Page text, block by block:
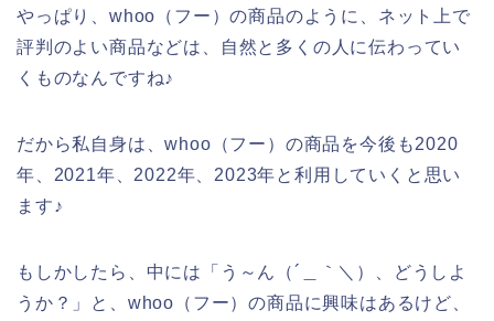
やっぱり、whoo（フー）の商品のように、ネット上で
評判のよい商品などは、自然と多くの人に伝わってい
くものなんですね♪
だから私自身は、whoo（フー）の商品を今後も2020
年、2021年、2022年、2023年と利用していくと思い
ます♪
もしかしたら、中には「う～ん（´＿｀＼）、どうしよ
うか？」と、whoo（フー）の商品に興味はあるけど、